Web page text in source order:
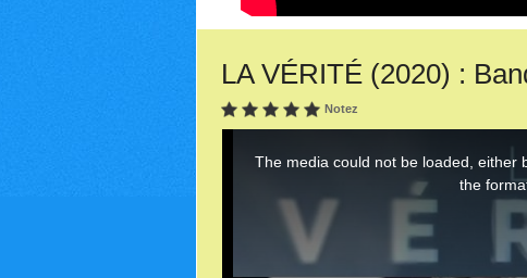
LA VÉRITÉ (2020) :
Notez